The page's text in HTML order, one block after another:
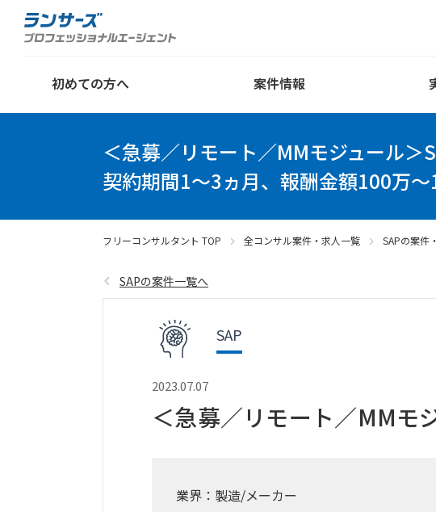
初めての方へ 案件情報
＜急募／リモート／MMモジュール＞
契約期間1～3ヵ月、報酬金額100万
フリーコンサルタント TOP 全コンサル案件・求人一覧 SAPの案件
SAPの案件一覧へ
SAP
2023.07.07
＜急募／リモート／MMモ
業界：製造/メーカー